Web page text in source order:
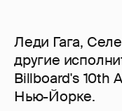
Леди Гага,
другие
Billboard's 10th
Нью-Йорке.